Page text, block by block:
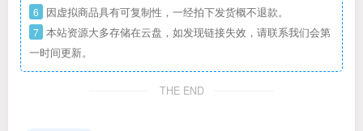
6 因虚拟商品具有可复制性，一经拍下发货概不退款。
7 本站资源大多存储在云盘，如发现链接失效，请联系我们会第
一时间更新。
THE END